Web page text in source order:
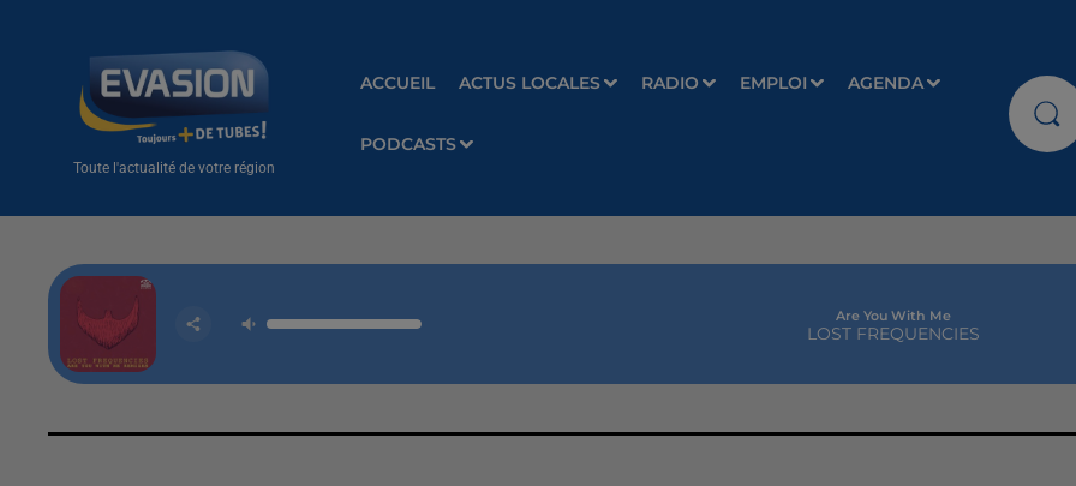
Toute l'actualité de votre région
ACCUEIL ACTUS LOCALES RADIO EMPLOI AGENDA
PODCASTS
Are You With Me
LOST FREQUENCIES